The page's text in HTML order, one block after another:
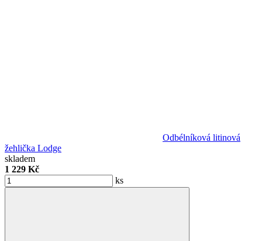
Odbélníková litinová
žehlička Lodge
skladem
1 229 Kč
ks